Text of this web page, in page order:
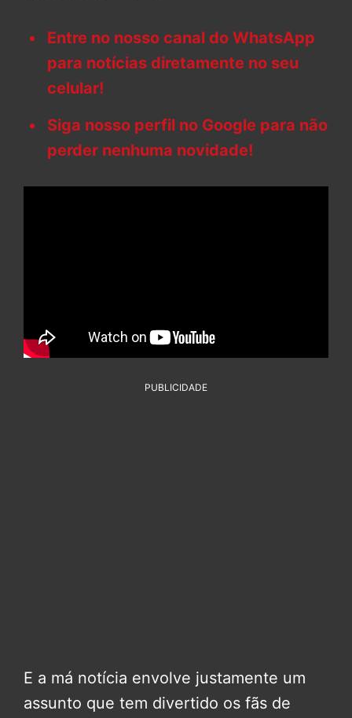
Entre no nosso canal do WhatsApp
para notícias diretamente no seu
celular!
Siga nosso perfil no Google para não
perder nenhuma novidade!
PUBLICIDADE
E a má notícia envolve justamente um
assunto que tem divertido os fãs de